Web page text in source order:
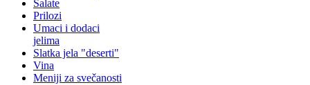
Salate
Prilozi
Umaci i dodaci
jelima
Slatka jela "deserti"
Vina
Meniji za svečanosti